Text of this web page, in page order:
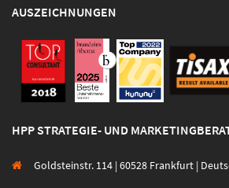
AUSZEICHNUNGEN
HPP STRATEGIE- UND
Goldsteinstr. 114 | 60528 Frankfurt |